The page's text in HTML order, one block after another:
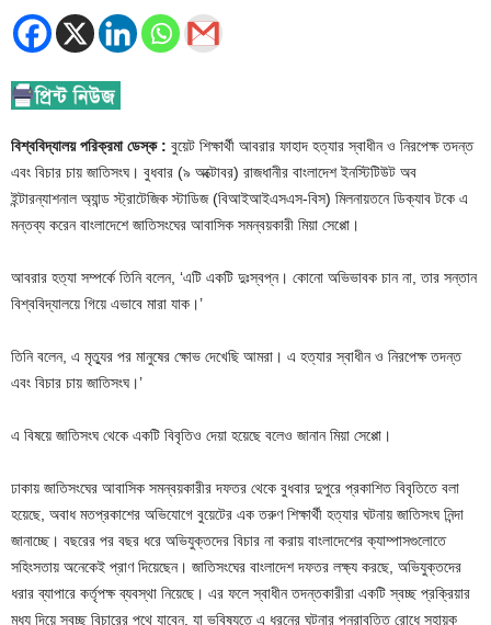
বিশ্ববিদ্যালয় পরিক্রমা ডেস্ক : বুয়েট শিক্ষার্থী আবরার ফাহাদ হত্যার স্বাধীন ও নিরপেক্ষ তদন্ত
এবং বিচার চায় জাতিসংঘ। বুধবার (৯ অক্টোবর) রাজধানীর বাংলাদেশ ইনস্টিটিউট অব
ইন্টারন্যাশনাল অ্যান্ড স্ট্রাটেজিক স্টাডিজ (বিআইআইএসএস-বিস) মিলনায়তনে ডিক্যাব টকে এ
মন্তব্য করেন বাংলাদেশে জাতিসংঘের আবাসিক সমন্বয়কারী মিয়া সেপ্পো।
আবরার হত্যা সম্পর্কে তিনি বলেন, ‘এটি একটি দুঃস্বপ্ন। কোনো অভিভাবক চান না, তার সন্তান
বিশ্ববিদ্যালয়ে গিয়ে এভাবে মারা যাক।’
তিনি বলেন, এ মৃত্যুর পর মানুষের ক্ষোভ দেখেছি আমরা। এ হত্যার স্বাধীন ও নিরপেক্ষ তদন্ত
এবং বিচার চায় জাতিসংঘ।’
এ বিষয়ে জাতিসংঘ থেকে একটি বিবৃতিও দেয়া হয়েছে বলেও জানান মিয়া সেপ্পো।
ঢাকায় জাতিসংঘের আবাসিক সমন্বয়কারীর দফতর থেকে বুধবার দুপুরে প্রকাশিত বিবৃতিতে বলা
হয়েছে, অবাধ মতপ্রকাশের অভিযোগে বুয়েটের এক তরুণ শিক্ষার্থী হত্যার ঘটনায় জাতিসংঘ নিন্দা
জানাচ্ছে। বছরের পর বছর ধরে অভিযুক্তদের বিচার না করায় বাংলাদেশের ক্যাম্পাসগুলোতে
সহিংসতায় অনেকেই প্রাণ দিয়েছেন। জাতিসংঘের বাংলাদেশ দফতর লক্ষ্য করছে, অভিযুক্তদের
ধরার ব্যাপারে কর্তৃপক্ষ ব্যবস্থা নিয়েছে। এর ফলে স্বাধীন তদন্তকারীরা একটি স্বচ্ছ প্রক্রিয়ার
মধ্য দিয়ে স্বচ্ছ বিচারের পথে যাবেন, যা ভবিষ্যতে এ ধরনের ঘটনার পুনরাবৃত্তি রোধে সহায়ক